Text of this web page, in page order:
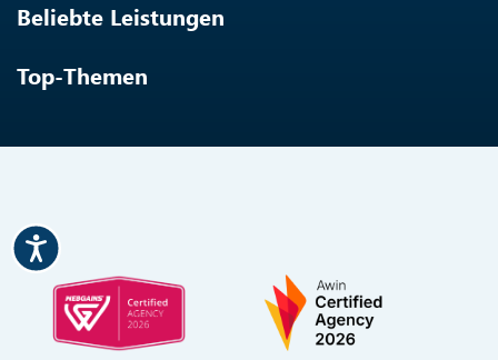
Beliebte Leistungen
Top-Themen